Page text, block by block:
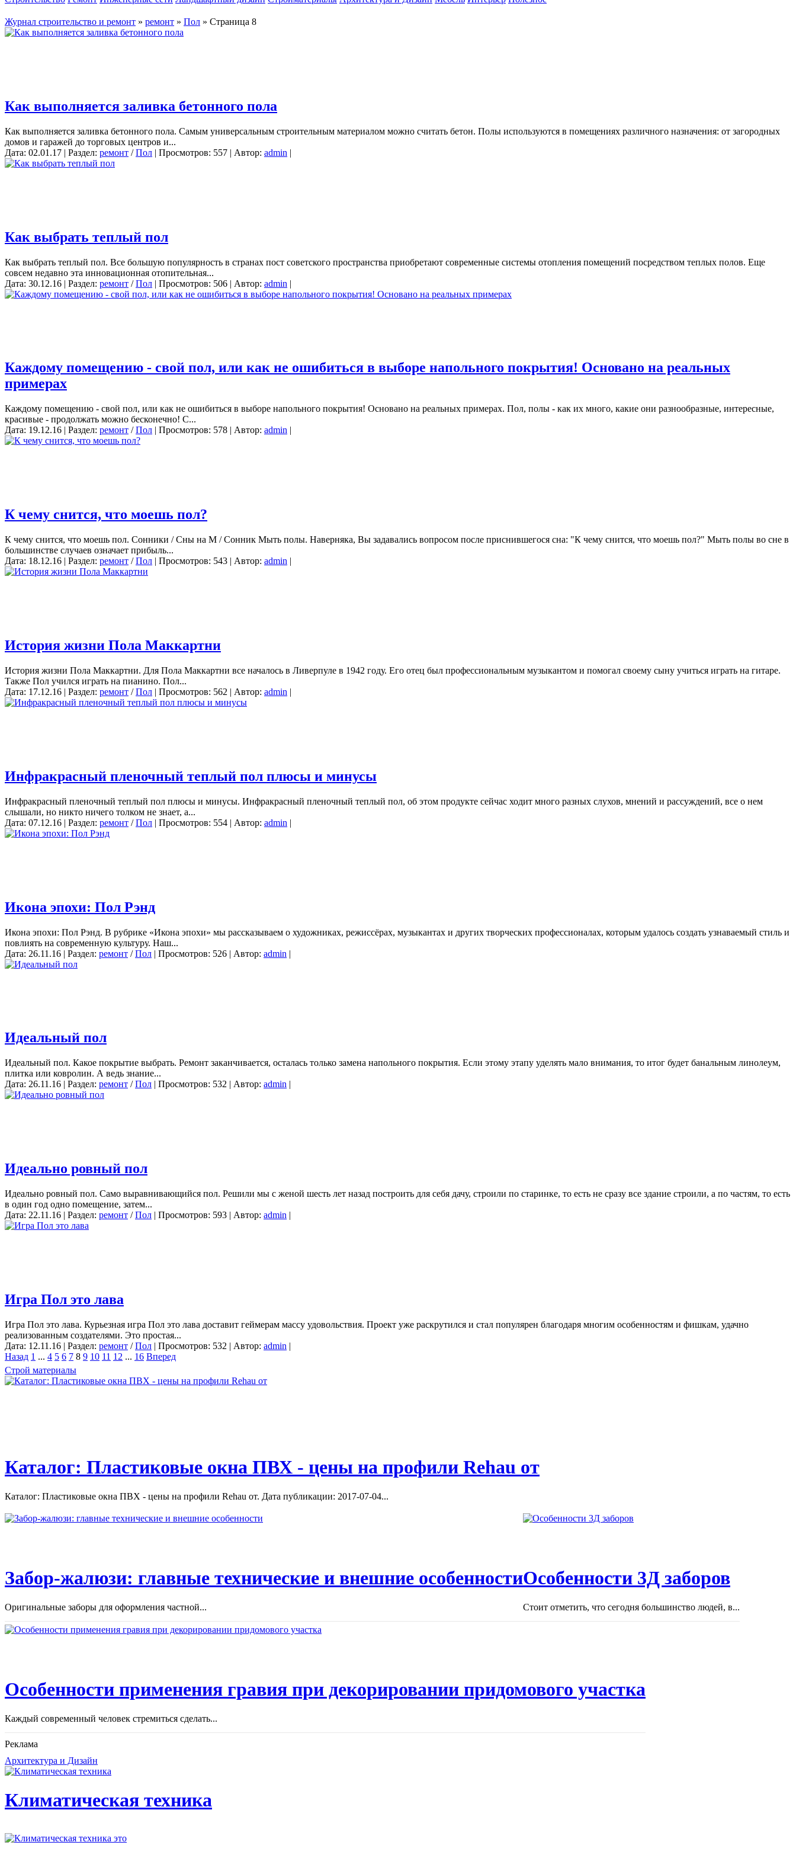
Журнал строительство и ремонт » ремонт » Пол » Страница 8
Как выполняется заливка бетонного пола
Как выполняется заливка бетонного пола. Самым универсальным строительным материалом можно считать бетон. Полы используются в помещениях различного назначения: от загородных
домов и гаражей до торговых центров и...
Дата: 02.01.17 | Раздел: ремонт /Пол | Просмотров: 557 | Автор: admin |
Как выбрать теплый пол
Как выбрать теплый пол. Все большую популярность в странах пост советского пространства приобретают современные системы отопления помещений посредством теплых полов. Еще
совсем недавно эта инновационная отопительная...
Дата: 30.12.16 | Раздел: ремонт /Пол | Просмотров: 506 | Автор: admin |
Каждому помещению - свой пол, или как не ошибиться в выборе напольного покрытия! Основано на реальных
примерах
Каждому помещению - свой пол, или как не ошибиться в выборе напольного покрытия! Основано на реальных примерах. Пол, полы - как их много, какие они разнообразные, интересные,
красивые - продолжать можно бесконечно! С...
Дата: 19.12.16 | Раздел: ремонт /Пол | Просмотров: 578 | Автор: admin |
К чему снится, что моешь пол?
К чему снится, что моешь пол. Сонники / Сны на М / Сонник Мыть полы. Наверняка, Вы задавались вопросом после приснившегося сна: "К чему снится, что моешь пол?" Мыть полы во сне в
большинстве случаев означает прибыль...
Дата: 18.12.16 | Раздел: ремонт /Пол | Просмотров: 543 | Автор: admin |
История жизни Пола Маккартни
История жизни Пола Маккартни. Для Пола Маккартни все началось в Ливерпуле в 1942 году. Его отец был профессиональным музыкантом и помогал своему сыну учиться играть на гитаре.
Также Пол учился играть на пианино. Пол...
Дата: 17.12.16 | Раздел: ремонт /Пол | Просмотров: 562 | Автор: admin |
Инфракрасный пленочный теплый пол плюсы и минусы
Инфракрасный пленочный теплый пол плюсы и минусы. Инфракрасный пленочный теплый пол, об этом продукте сейчас ходит много разных слухов, мнений и рассуждений, все о нем
слышали, но никто ничего толком не знает, а...
Дата: 07.12.16 | Раздел: ремонт /Пол | Просмотров: 554 | Автор: admin |
Икона эпохи: Пол Рэнд
Икона эпохи: Пол Рэнд. В рубрике «Икона эпохи» мы рассказываем о художниках, режиссёрах, музыкантах и других творческих профессионалах, которым удалось создать узнаваемый стиль и
повлиять на современную культуру. Наш...
Дата: 26.11.16 | Раздел: ремонт /Пол | Просмотров: 526 | Автор: admin |
Идеальный пол
Идеальный пол. Какое покрытие выбрать. Ремонт заканчивается, осталась только замена напольного покрытия. Если этому этапу уделять мало внимания, то итог будет банальным линолеум,
плитка или ковролин. А ведь знание...
Дата: 26.11.16 | Раздел: ремонт /Пол | Просмотров: 532 | Автор: admin |
Идеально ровный пол
Идеально ровный пол. Само выравнивающийся пол. Решили мы с женой шесть лет назад построить для себя дачу, строили по старинке, то есть не сразу все здание строили, а по частям, то есть
в один год одно помещение, затем...
Дата: 22.11.16 | Раздел: ремонт /Пол | Просмотров: 593 | Автор: admin |
Игра Пол это лава
Игра Пол это лава. Курьезная игра Пол это лава доставит геймерам массу удовольствия. Проект уже раскрутился и стал популярен благодаря многим особенностям и фишкам, удачно
реализованным создателями. Это простая...
Дата: 12.11.16 | Раздел: ремонт /Пол | Просмотров: 532 | Автор: admin |
Назад 1 ... 4 5 6 7 8 9 10 11 12 ... 16 Вперед
Строй материалы
Каталог: Пластиковые окна ПВХ - цены на профили Rehau от
Каталог: Пластиковые окна ПВХ - цены на профили Rehau от. Дата публикации: 2017-07-04...
Забор-жалюзи: главные технические и внешние особенности
Оригинальные заборы для оформления частной...
Особенности 3Д заборов
Стоит отметить, что сегодня большинство людей, в...
Особенности применения гравия при декорировании придомового участка
Каждый современный человек стремиться сделать...
Реклама
Архитектура и Дизайн
Климатическая техника